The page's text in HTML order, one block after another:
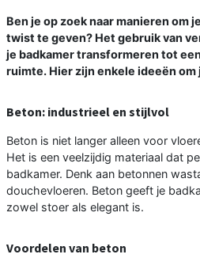
Ben je op zoek naar manieren om
twist te geven? Het gebruik van
je badkamer transformeren tot
ruimte. Hier zijn enkele ideeën om
Beton: industrieel en stijlvol
Beton is niet langer alleen voor
Het is een veelzijdig materiaal dat
badkamer. Denk aan betonnen
douchevloeren. Beton geeft je
zowel stoer als elegant is.
Voordelen van beton